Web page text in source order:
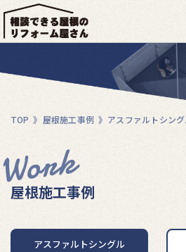
TOP 屋根施⼯事例 アスファルトシング
屋根施⼯事例
アスファルトシングル